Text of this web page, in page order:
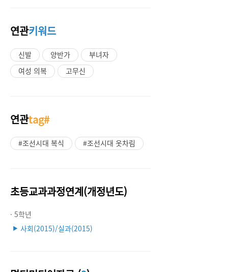
연관키워드
신발 양반가
부녀자
여성 의복
고무신
연관tag#
#조선시대 복식 #조선시대 옷차림
초등교과과정연계(개정년도)
· 5학년
▶ 사회(2015)/실과(2015)